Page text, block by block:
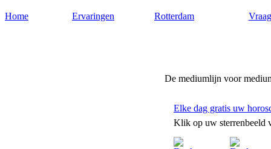
Home Ervaringen Rotterdam
De mediumlijn voor
Elke dag gratis uw
Klik op uw sterrenbeeld